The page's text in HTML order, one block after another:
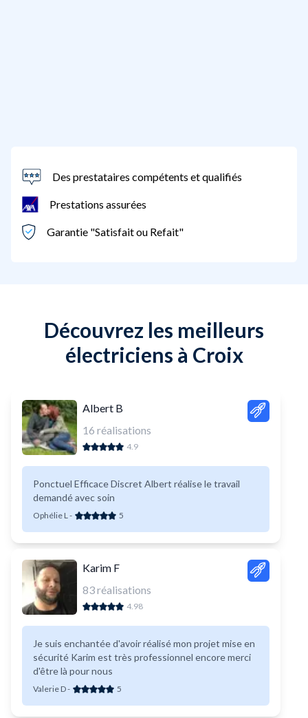
Des prestataires compétents et qualifiés
Prestations assurées
Garantie "Satisfait ou Refait"
Découvrez les meilleurs
électriciens à Croix
Albert B
16 réalisations
4.9
Ponctuel Efficace Discret Albert réalise le travail
demandé avec soin
Ophélie L - 5
Karim F
83réalisations
4.98
Je suis enchantée d'avoir réalisé mon projet mise en
sécurité Karim est très professionnel encore merci
d'être là pour nous
Valerie D- 5